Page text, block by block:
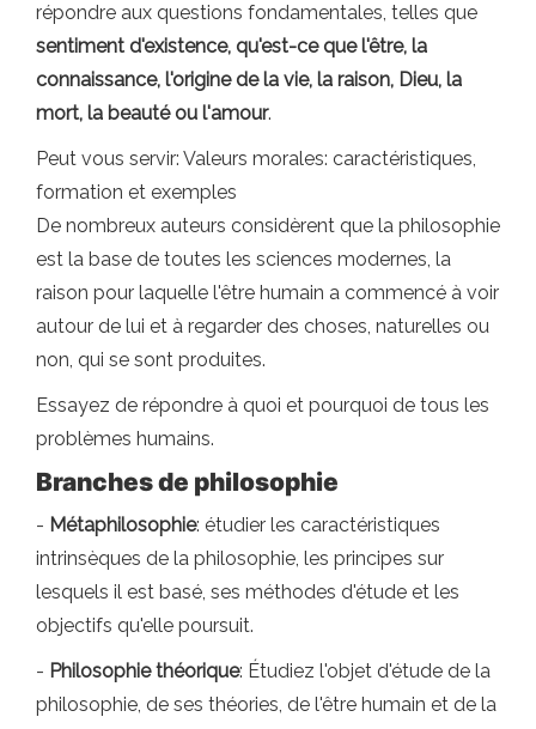
répondre aux questions fondamentales, telles que
sentiment d'existence, qu'est-ce que l'être, la
connaissance, l'origine de la vie, la raison, Dieu, la
mort, la beauté ou l'amour.
Peut vous servir: Valeurs morales: caractéristiques,
formation et exemples
De nombreux auteurs considèrent que la philosophie
est la base de toutes les sciences modernes, la
raison pour laquelle l'être humain a commencé à voir
autour de lui et à regarder des choses, naturelles ou
non, qui se sont produites.
Essayez de répondre à quoi et pourquoi de tous les
problèmes humains.
Branches de philosophie
- Métaphilosophie: étudier les caractéristiques
intrinsèques de la philosophie, les principes sur
lesquels il est basé, ses méthodes d'étude et les
objectifs qu'elle poursuit.
- Philosophie théorique: Étudiez l'objet d'étude de la
philosophie, de ses théories, de l'être humain et de la